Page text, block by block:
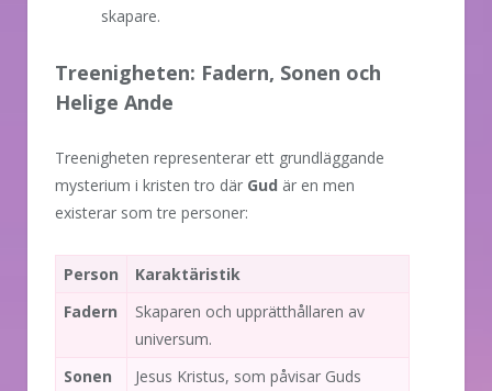
skapare.
Treenigheten: Fadern, Sonen och
Helige Ande
Treenigheten representerar ett grundläggande
mysterium i kristen tro där Gud är en men
existerar som tre personer:
Person
Karaktäristik
Fadern
Skaparen och upprätthållaren av
universum.
Sonen
Jesus Kristus, som påvisar Guds